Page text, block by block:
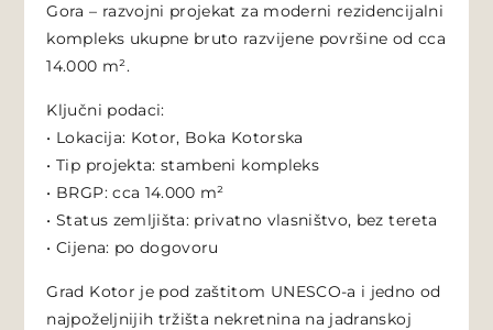
Gora – razvojni projekat za moderni rezidencijalni
kompleks ukupne bruto razvijene površine od cca
14.000 m².
Ključni podaci:
• Lokacija: Kotor, Boka Kotorska
• Tip projekta: stambeni kompleks
• BRGP: cca 14.000 m²
• Status zemljišta: privatno vlasništvo, bez tereta
• Cijena: po dogovoru
Grad Kotor je pod zaštitom UNESCO-a i jedno od
najpoželjnijih tržišta nekretnina na jadranskoj